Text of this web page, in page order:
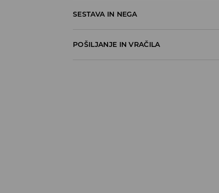
SESTAVA IN NEGA
POŠILJANJE IN VRAČILA